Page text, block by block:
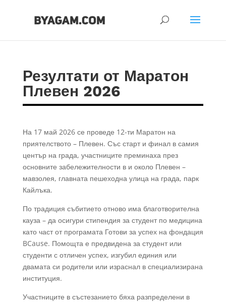
Резултати от Маратон
Плевен 2026
На 17 май 2026 се проведе 12-ти Маратон на
приятелството – Плевен. Със старт и финал в самия
център на града, участниците преминаха през
основните забележителности в и около Плевен –
мавзолея, главната пешеходна улица на града, парк
Кайлъка.
По традиция събитието отново има благотворителна
кауза – да осигури стипендия за студент по медицина
като част от програмата Готови за успех на фондация
BCause. Помощта е предвидена за студент или
студенти с отличен успех, изгубил единия или
двамата си родители или израснал в специализирана
институция.
Участниците в състезанието бяха разпределени в